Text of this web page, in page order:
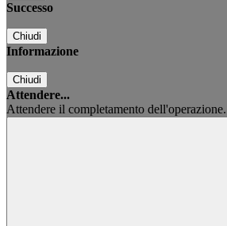
Successo
Chiudi
Informazione
Chiudi
Attendere...
Attendere il completamento